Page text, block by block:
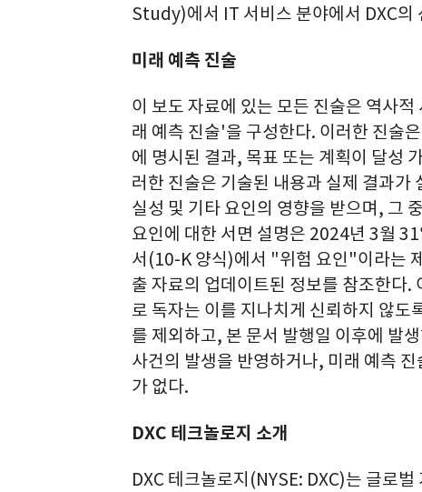
Study)에서 IT 서비스 분야에서 DXC의
미래 예측 진술
이 보도 자료에 있는 모든 진술은 역사
래 예측 진술'을 구성한다. 이러한 진술
에 명시된 결과, 목표 또는 계획이 달성
러한 진술은 기술된 내용과 실제 결과가
실성 및 기타 요인의 영향을 받으며, 그
요인에 대한 서면 설명은 2024년 3월
서(10-K 양식)에서 "위험 요인"이라는
출 자료의 업데이트된 정보를 참조한다.
로 독자는 이를 지나치게 신뢰하지 않도
를 제외하고, 본 문서 발행일 이후에 발
사건의 발생을 반영하거나, 미래 예측
가 없다.
DXC 테크놀로지 소개
DXC 테크놀로지(NYSE: DXC)는 글로